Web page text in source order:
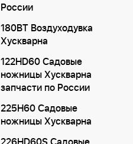
России
180BT Воздуходувка
Хускварна
122HD60 Садовые
ножницы Хускварна
запчасти по России
225H60 Садовые
ножницы Хускварна